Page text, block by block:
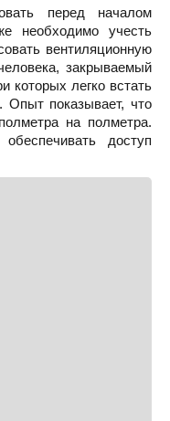
перед началом
необходимо учесть
вентиляционную
закрываемый
которых легко встать
Опыт показывает, что
на полметра.
доступ